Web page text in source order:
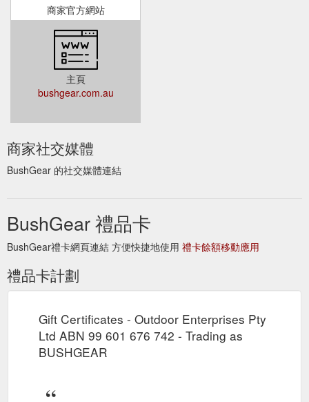
商家官方網站
主頁
bushgear.com.au
商家社交媒體
BushGear 的社交媒體連結
BushGear 禮品卡
BushGear禮卡網頁連結 方便快捷地使用 禮卡餘額移動應用
禮品卡計劃
Gift Certificates - Outdoor Enterprises Pty
Ltd ABN 99 601 676 742 - Trading as
BUSHGEAR